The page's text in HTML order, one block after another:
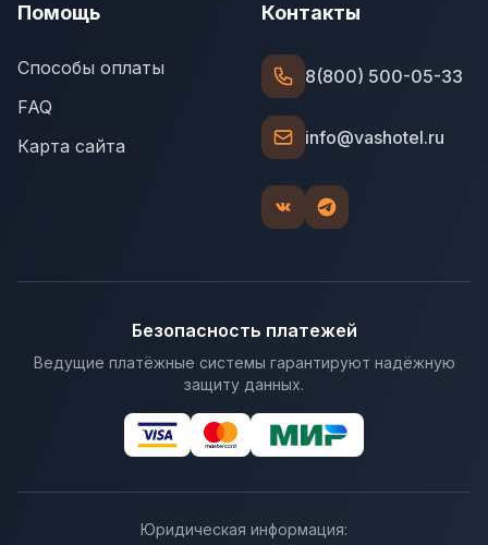
Помощь
Способы оплаты
FAQ
Карта сайта
Контакты
8(800) 500-05-33
info@vashotel.ru
Безопасность платежей
Ведущие платёжные системы гарантируют надёжную
защиту данных.
Юридическая информация: